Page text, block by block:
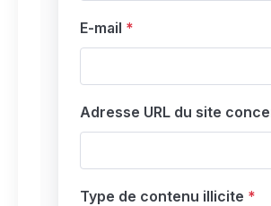
E-mail
Adresse URL du site
Type de contenu illicite